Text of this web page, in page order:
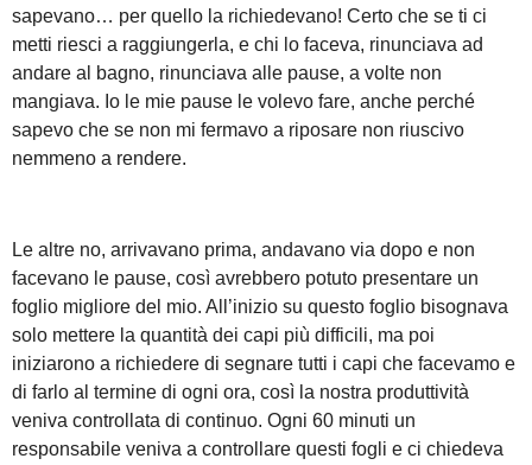
sapevano… per quello la richiedevano! Certo che se ti ci
metti riesci a raggiungerla, e chi lo faceva, rinunciava ad
andare al bagno, rinunciava alle pause, a volte non
mangiava. Io le mie pause le volevo fare, anche perché
sapevo che se non mi fermavo a riposare non riuscivo
nemmeno a rendere.
Le altre no, arrivavano prima, andavano via dopo e non
facevano le pause, così avrebbero potuto presentare un
foglio migliore del mio. All’inizio su questo foglio bisognava
solo mettere la quantità dei capi più difficili, ma poi
iniziarono a richiedere di segnare tutti i capi che facevamo e
di farlo al termine di ogni ora, così la nostra produttività
veniva controllata di continuo. Ogni 60 minuti un
responsabile veniva a controllare questi fogli e ci chiedeva